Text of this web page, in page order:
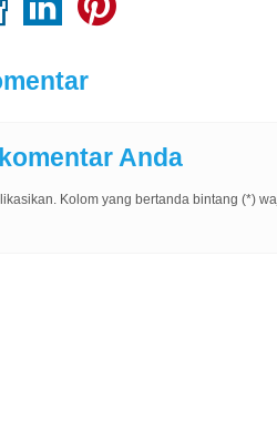
Anda
Kolom yang bertanda bintang (*)